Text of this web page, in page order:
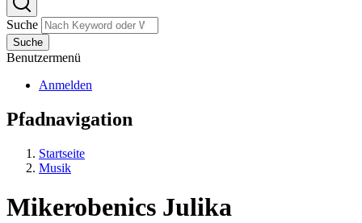
Suche
Suche
Benutzermenü
Anmelden
Pfadnavigation
Startseite
Musik
Mikerobenics Julika